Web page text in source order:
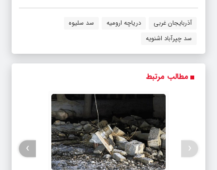
آذربایجان غربی دریاچه ارومیه
سد سلیوه
سد چپرآباد اشنویه
مطالب مرتبط
‹
›